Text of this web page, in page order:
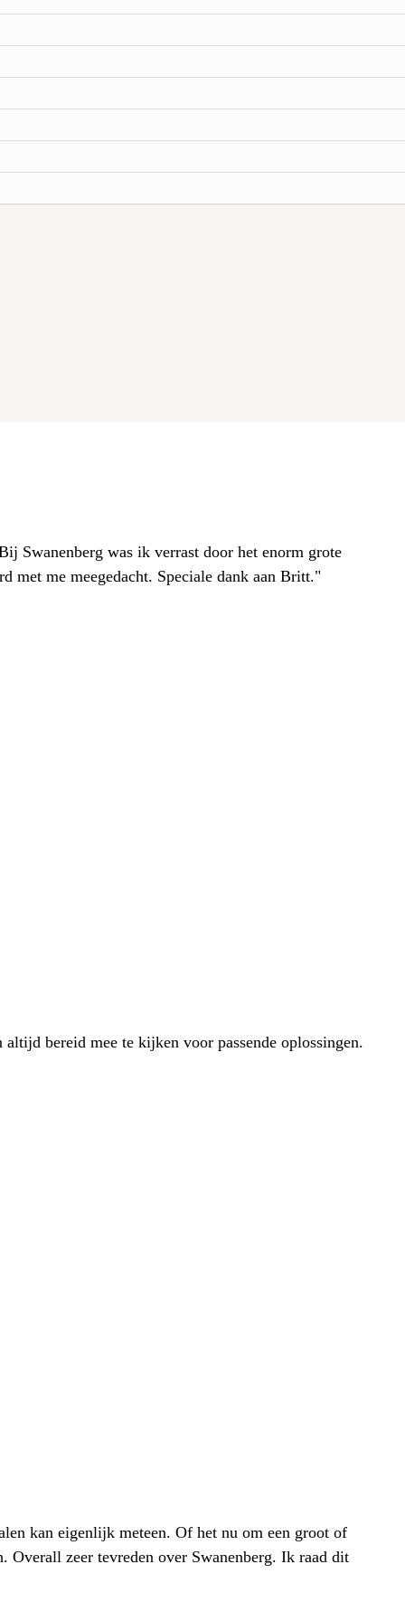
Swanenberg was ik verrast door het enorm grote
met me meegedacht. Speciale dank aan Britt."
bereid mee te kijken voor passende oplossingen.
kan eigenlijk meteen. Of het nu om een groot of
Overall zeer tevreden over Swanenberg. Ik raad dit